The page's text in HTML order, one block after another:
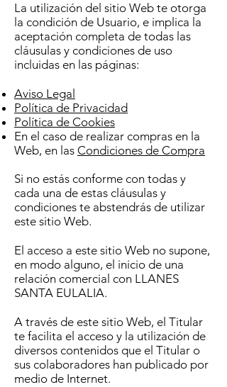
La utilización del sitio Web te otorga
la condición de Usuario, e implica la
aceptación completa de todas las
cláusulas y condiciones de uso
incluidas en las páginas:
Aviso Legal
Política de Privacidad
Política de Cookies
En el caso de realizar compras en la
Web, en las Condiciones de Compra
Si no estás conforme con todas y
cada una de estas cláusulas y
condiciones te abstendrás de utilizar
este sitio Web.
El acceso a este sitio Web no supone,
en modo alguno, el inicio de una
relación comercial con LLANES
SANTA EULALIA.
A través de este sitio Web, el Titular
te facilita el acceso y la utilización de
diversos contenidos que el Titular o
sus colaboradores han publicado por
medio de Internet.